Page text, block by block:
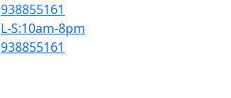
938855161
L-S:10am-8pm
938855161